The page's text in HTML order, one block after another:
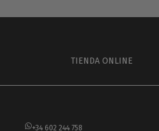
TIENDA ONLINE
+34 602 244 758